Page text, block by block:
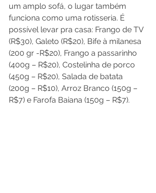
um amplo sofá, o lugar também
funciona como uma rotisseria. É
possível levar pra casa: Frango de TV
(R$30), Galeto (R$20), Bife à milanesa
(200 gr -R$20), Frango a passarinho
(400g – R$20), Costelinha de porco
(450g – R$20), Salada de batata
(200g – R$10), Arroz Branco (150g –
R$7) e Farofa Baiana (150g – R$7).